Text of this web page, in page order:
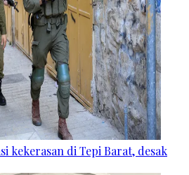
kekerasan di Tepi Barat, desak